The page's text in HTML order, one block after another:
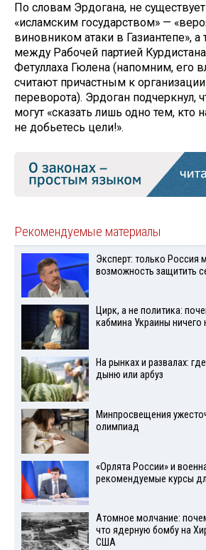
По словам Эрдогана, не
«исламским государством» —
виновником атаки в Газиантепе», а
между Рабочей партией
Фетуллаха Гюлена (напомним, его
считают причастным к
переворота). Эрдоган подчеркнул,
могут «сказать лишь одно тем, кто
не добьетесь цели!».
Рекомендуемые материалы
Эксперт: только Россия
возможность защитить
Цирк, а не политика:
кабмина Украины ничего
На рынках и развалах:
дыню или арбуз
Минпросвещения
олимпиад
«Орлята России» и
рекомендуемые курсы
Атомное молчание:
что ядерную бомбу на
США